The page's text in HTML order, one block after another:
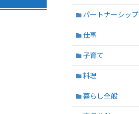
パートナーシップ
仕事
子育て
料理
暮らし全般